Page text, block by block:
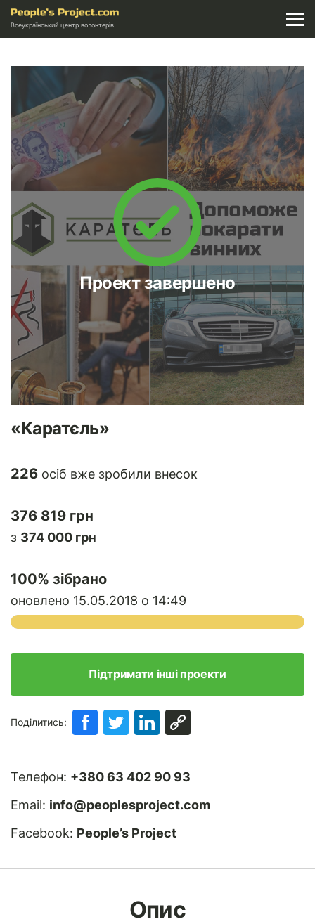
Всеукраїнський центр волонтерів
Проект завершено
«Каратєль»
226 осіб вже зробили внесок
376 819 грн
з 374 000 грн
100% зібрано
оновлено 15.05.2018 о 14:49
Підтримати інші проекти
Поділитись:
Телефон: +380 63 402 90 93
Email: info@peoplesproject.com
Facebook: People’s Project
Опис